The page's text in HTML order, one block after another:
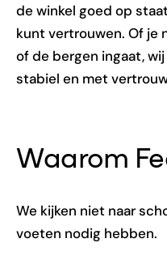
de winkel goed op
kunt vertrouwen. Of je
of de bergen ingaat,
stabiel en met
Waarom
We kijken niet naar
voeten nodig hebben.